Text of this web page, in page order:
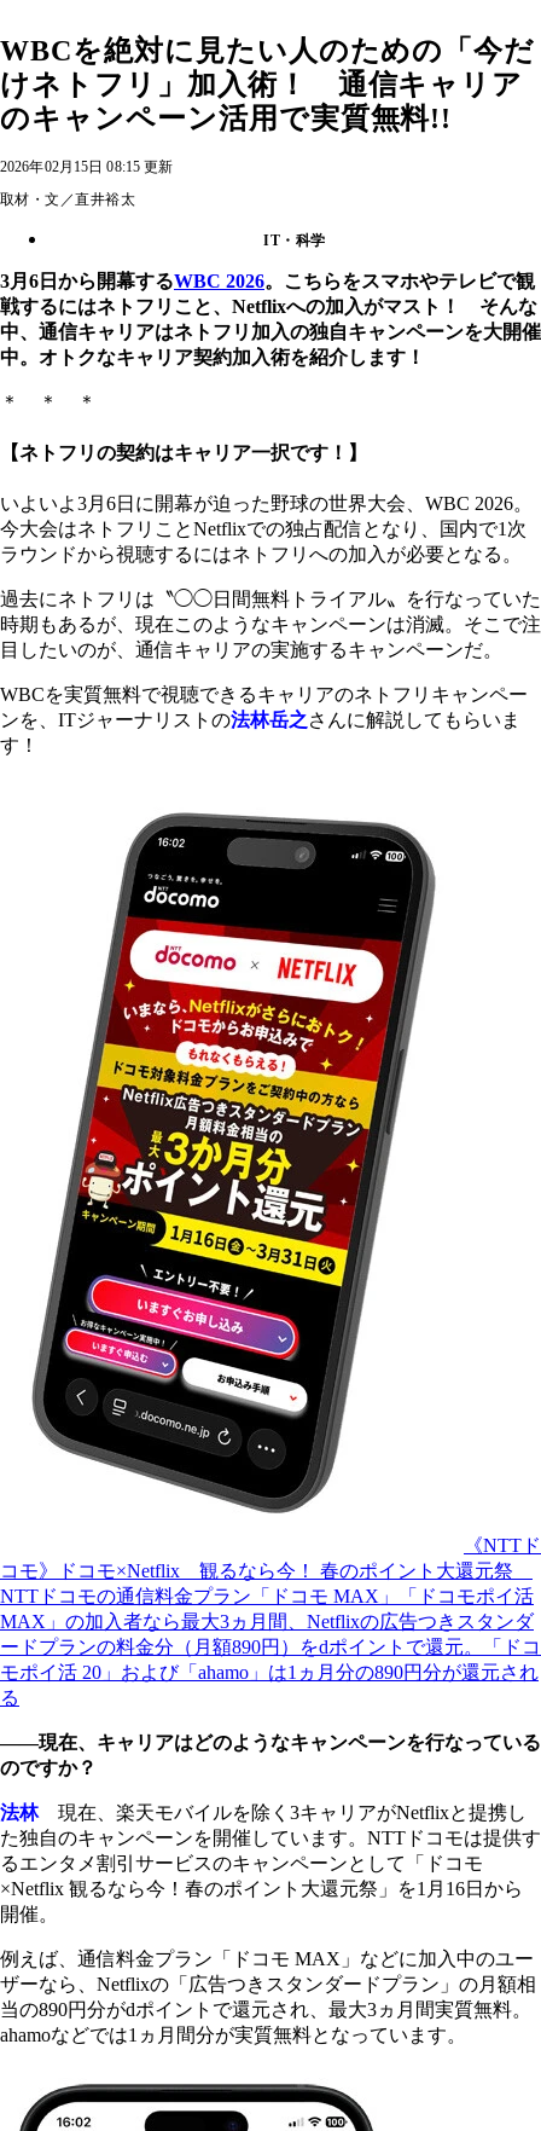
WBCを絶対に見たい人のための「今だ
けネトフリ」加入術！ 通信キャリア
のキャンペーン活用で実質無料!!
2026年02月15日 08:15 更新
取材・文／直井裕太
IT・科学
3月6日から開幕するWBC 2026。こちらをスマホやテレビで観
戦するにはネトフリこと、Netflixへの加入がマスト！ そんな
中、通信キャリアはネトフリ加入の独自キャンペーンを大開催
中。オトクなキャリア契約加入術を紹介します！
＊ ＊ ＊
【ネトフリの契約はキャリア一択です！】
いよいよ3月6日に開幕が迫った野球の世界大会、WBC 2026。
今大会はネトフリことNetflixでの独占配信となり、国内で1次
ラウンドから視聴するにはネトフリへの加入が必要となる。
過去にネトフリは〝◯◯日間無料トライアル〟を行なっていた
時期もあるが、現在このようなキャンペーンは消滅。そこで注
目したいのが、通信キャリアの実施するキャンペーンだ。
WBCを実質無料で視聴できるキャリアのネトフリキャンペー
ンを、ITジャーナリストの法林岳之さんに解説してもらいま
す！
《NTTド
コモ》ドコモ×Netflix 観るなら今！ 春のポイント大還元祭
NTTドコモの通信料金プラン「ドコモ MAX」「ドコモポイ活
MAX」の加入者なら最大3ヵ月間、Netflixの広告つきスタンダ
ードプランの料金分（月額890円）をdポイントで還元。「ドコ
モポイ活 20」および「ahamo」は1ヵ月分の890円分が還元され
る
――現在、キャリアはどのようなキャンペーンを行なっている
のですか？
法林現在、楽天モバイルを除く3キャリアがNetflixと提携し
た独自のキャンペーンを開催しています。NTTドコモは提供す
るエンタメ割引サービスのキャンペーンとして「ドコモ
×Netflix 観るなら今！春のポイント大還元祭」を1月16日から
開催。
例えば、通信料金プラン「ドコモ MAX」などに加入中のユー
ザーなら、Netflixの「広告つきスタンダードプラン」の月額相
当の890円分がdポイントで還元され、最大3ヵ月間実質無料。
ahamoなどでは1ヵ月間分が実質無料となっています。